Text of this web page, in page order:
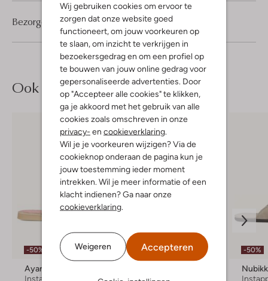
Wij gebruiken cookies om ervoor te
zorgen dat onze website goed
functioneert, om jouw voorkeuren op
te slaan, om inzicht te verkrijgen in
bezoekersgedrag en om een profiel op
te bouwen van jouw online gedrag voor
gepersonaliseerde advertenties. Door
op "Accepteer alle cookies" te klikken,
ga je akkoord met het gebruik van alle
cookies zoals omschreven in onze
privacy- en cookieverklaring
Wil je je voorkeuren wijzigen? Via de
cookieknop onderaan de pagina kun je
jouw toestemming ieder moment
intrekken. Wil je meer informatie of een
klacht indienen? Ga naar onze
cookieverklaring
Weigeren Accepteren
Bezorgen & retourneren
Ook iets voor jou?
-50%
Ayana
Instappers
-30%
Instappers
-50%
Nubikk